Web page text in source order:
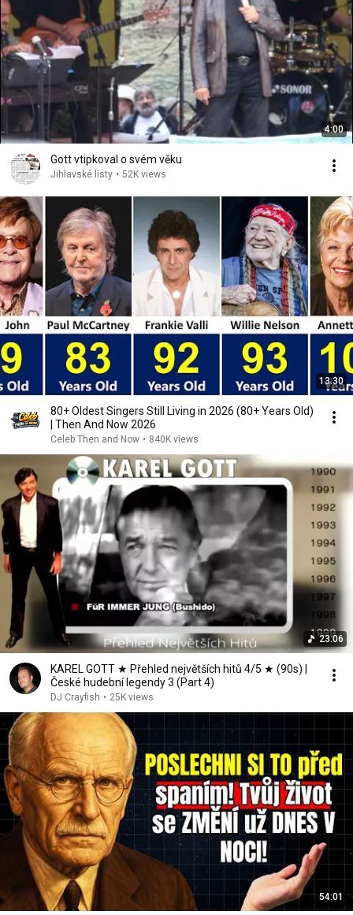
4:00
Gott vtipkoval o svém věku
Jihlavské listy • 52K views
13:30
80+ Oldest Singers Still Living in 2026 (80+ Years Old)
| Then And Now 2026
Celeb Then and Now • 840K views
23:06
KAREL GOTT ★ Přehled největších hitů 4/5 ★ (90s) |
České hudební legendy 3 (Part 4)
DJ Crayfish • 25K views
54:01